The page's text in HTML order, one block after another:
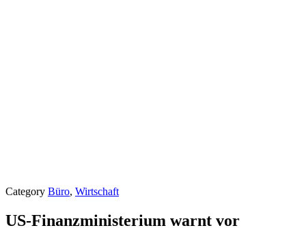
Category Büro, Wirtschaft
US-Finanzministerium warnt vor